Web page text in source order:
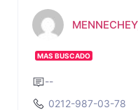
MAS BUSCADO
--
0212-987-03-78